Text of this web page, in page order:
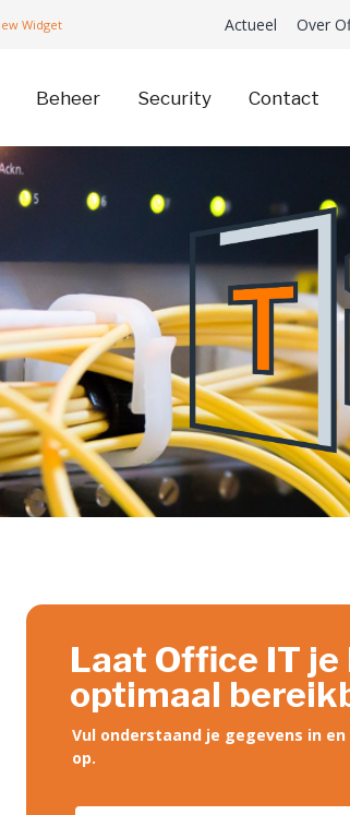
Actueel Over
Beheer Security Contact
Laat Office IT je
optimaal
Vul onderstaand je gegevens in
op.